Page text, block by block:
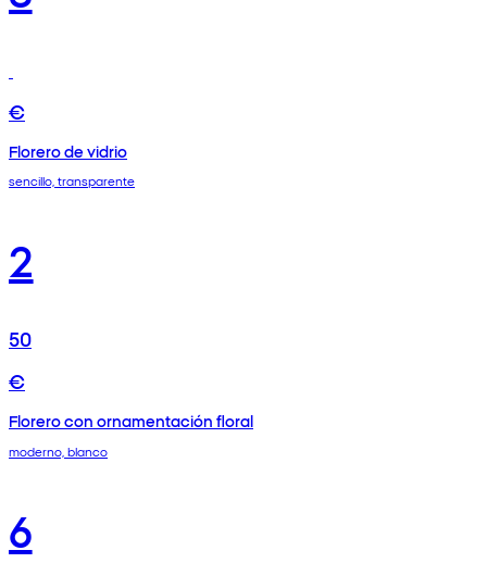
€
Florero de vidrio
sencillo, transparente
2
50
€
Florero con ornamentación floral
moderno, blanco
6